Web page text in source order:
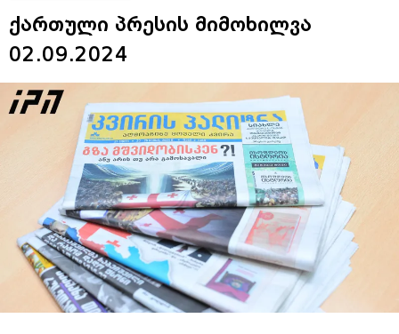
ქართული პრესის მიმოხილვა
02.09.2024